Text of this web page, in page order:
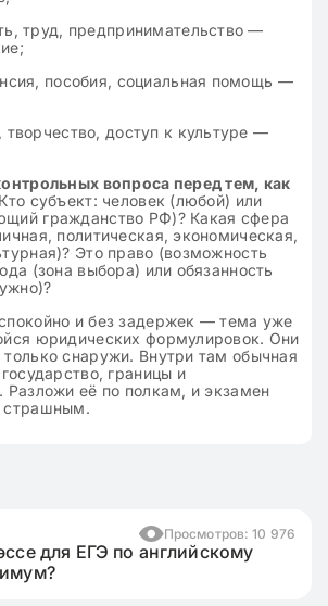
труд, предпринимательство —
пособия, социальная помощь —
творчество, доступ к культуре —
вопроса перед тем, как
Кто субъект: человек (любой) или
гражданство РФ)? Какая сфера
политическая, экономическая,
Это право (возможность
(зона выбора) или обязанность
и без задержек — тема уже
юридических формулировок. Они
только снаружи. Внутри там обычная
границы и
Разложи её по полкам, и экзамен
страшным.
Просмотров: 10 976
для ЕГЭ по английскому